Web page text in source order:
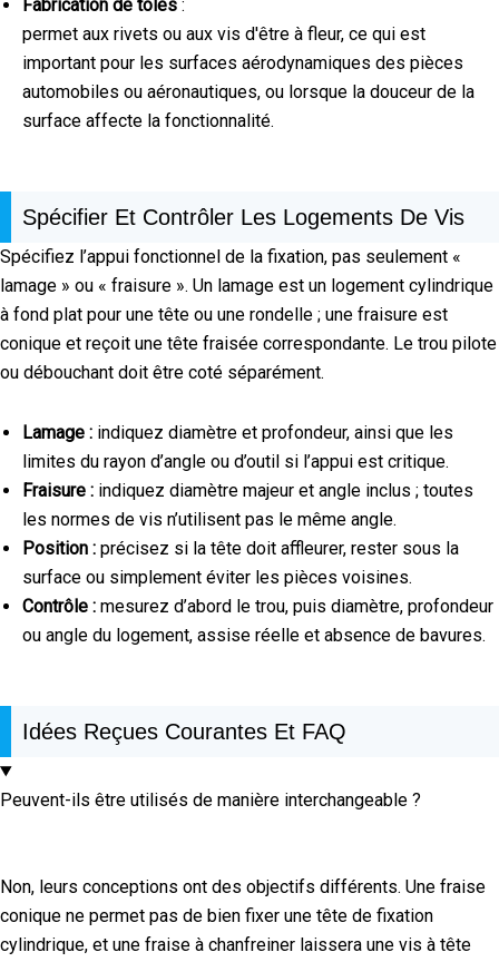
Fabrication de tôles :
permet aux rivets ou aux vis d'être à fleur, ce qui est
important pour les surfaces aérodynamiques des pièces
automobiles ou aéronautiques, ou lorsque la douceur de la
surface affecte la fonctionnalité.
Spécifier Et Contrôler Les Logements De Vis
Spécifiez l’appui fonctionnel de la fixation, pas seulement «
lamage » ou « fraisure ». Un lamage est un logement cylindrique
à fond plat pour une tête ou une rondelle ; une fraisure est
conique et reçoit une tête fraisée correspondante. Le trou pilote
ou débouchant doit être coté séparément.
Lamage : indiquez diamètre et profondeur, ainsi que les
limites du rayon d’angle ou d’outil si l’appui est critique.
Fraisure : indiquez diamètre majeur et angle inclus ; toutes
les normes de vis n’utilisent pas le même angle.
Position : précisez si la tête doit affleurer, rester sous la
surface ou simplement éviter les pièces voisines.
Contrôle : mesurez d’abord le trou, puis diamètre, profondeur
ou angle du logement, assise réelle et absence de bavures.
Idées Reçues Courantes Et FAQ
Peuvent-ils être utilisés de manière interchangeable ?
Non, leurs conceptions ont des objectifs différents. Une fraise
conique ne permet pas de bien fixer une tête de fixation
cylindrique, et une fraise à chanfreiner laissera une vis à tête